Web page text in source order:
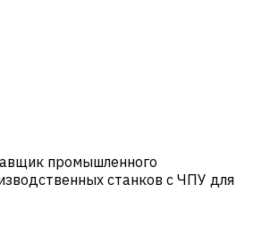
промышленного
станков с ЧПУ для